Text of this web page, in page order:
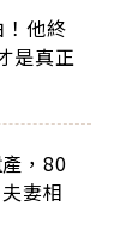
他終
是真正
，80
妻相